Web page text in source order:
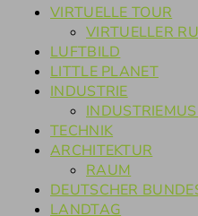
VIRTUELLE TOUR
VIRTUELLER
LUFTBILD
LITTLE PLANET
INDUSTRIE
TECHNIK
ARCHITEKTUR
RAUM
DEUTSCHER
LANDTAG